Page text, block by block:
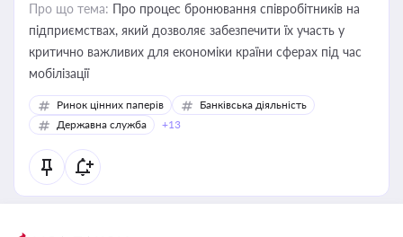
Про що тема: Про процес бронювання співробітників на
підприємствах, який дозволяє забезпечити їх участь у
критично важливих для економіки країни сферах під час
мобілізації
Ринок цінних паперів
Банківська діяльність
Державна служба
+13